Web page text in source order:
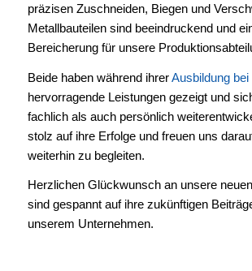
präzisen Zuschneiden, Biegen und
Metallbauteilen sind beeindruckend und
Bereicherung für unsere
Beide haben während ihrerAusbildung
hervorragende Leistungen gezeigt und
fachlich als auch persönlich
stolz auf ihre Erfolge und freuen uns
weiterhin zu begleiten.
Herzlichen Glückwunsch an unsere
sind gespannt auf ihre zukünftigen
unserem Unternehmen.